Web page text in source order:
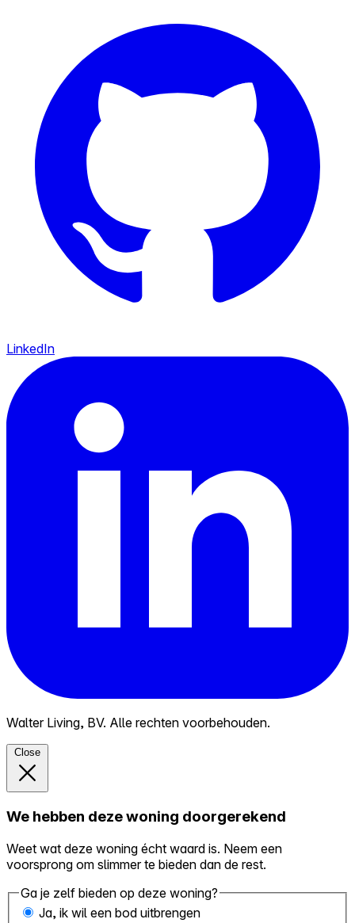
LinkedIn
Walter Living, BV. Alle rechten voorbehouden.
Close
We hebben deze woning doorgerekend
Weet wat deze woning écht waard is. Neem een
voorsprong om slimmer te bieden dan de rest.
Ga je zelf bieden op deze woning?
Ja, ik wil een bod uitbrengen